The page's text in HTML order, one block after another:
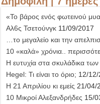
«Το βάρος ενός φωτεινού
Αλ6ς Τσετούνγκ 11/09/2017
…το μεγαλείο και την
10 «καλά» χρόνια..
Η ευτυχία στα σκυλάδικα
Hegel: Τι είναι το όριο; 12/12/
Η 21 Απριλίου κι εμείς 21/04/
10 Μικροί Αλεξανδρήδες 15/